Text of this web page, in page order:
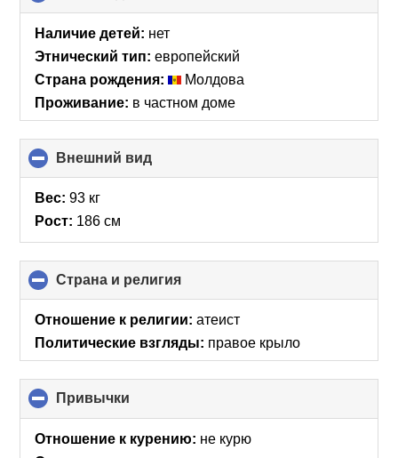
to
Наличие детей: нет
Этнический тип: европейский
Страна рождения:
Молдова
Проживание: в частном доме
Внешний вид
to
Вес: 93 кг
Рост: 186 см
Страна и религия
to
collapse
Отношение к религии: атеист
Политические взгляды: правое крыло
Привычки
to
collapse
contents
Отношение к курению: не курю